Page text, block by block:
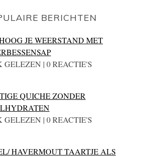
BERICHTEN
JE WEERSTAND MET
GELEZEN | 0 REACTIE'S
QUICHE ZONDER
GELEZEN | 0 REACTIE'S
HAVERMOUT TAARTJE ALS